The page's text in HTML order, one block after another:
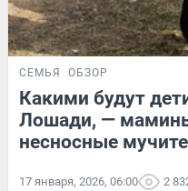
СЕМЬЯ ОБЗОР
Какими будут
Лошади, —
несносные
17 января, 2026, 06:00 2